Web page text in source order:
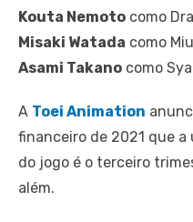
Kouta Nemoto como
Misaki Watada como
Asami Takano como
A Toei Animation
financeiro de 2021 que
do jogo é o terceiro
além.